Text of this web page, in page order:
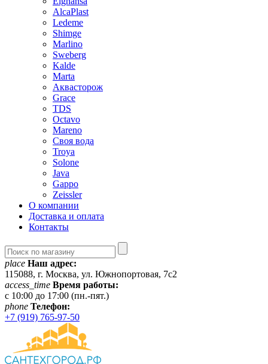
AlcaPlast
Ledeme
Shimge
Marlino
Sweberg
Kalde
Marta
Аквасторож
Grace
TDS
Octavo
Mareno
Своя вода
Troya
Solone
Java
Gappo
Zeissler
О компании
Доставка и оплата
Контакты
place Наш адрес:
115088, г. Москва, ул. Южнопортовая, 7с2
access_time Время работы:
c 10:00 до 17:00 (пн.-пят.)
phone Телефон:
+7 (919) 765-97-50